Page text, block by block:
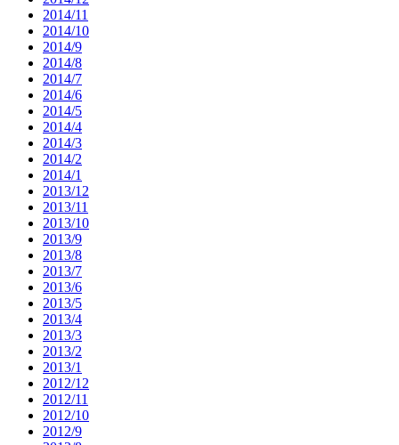
2014/11
2014/10
2014/9
2014/8
2014/7
2014/6
2014/5
2014/4
2014/3
2014/2
2014/1
2013/12
2013/11
2013/10
2013/9
2013/8
2013/7
2013/6
2013/5
2013/4
2013/3
2013/2
2013/1
2012/12
2012/11
2012/10
2012/9